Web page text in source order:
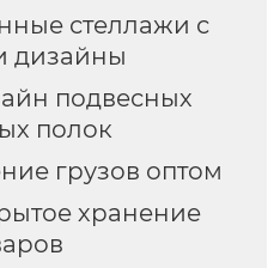
стеллажи с
дизайны
подвесных
полок
грузов оптом
хранение